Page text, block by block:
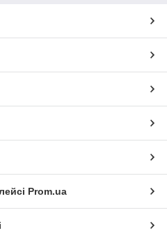
Prom.ua